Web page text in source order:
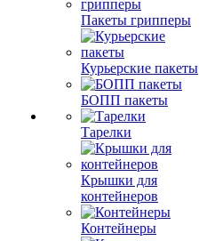
Пакеты грипперы
Курьерские пакеты
БОПП пакеты
Тарелки
Крышки для
контейнеров
Контейнеры